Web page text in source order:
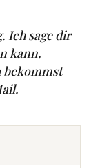
Ich sage dir
kann.
bekommst